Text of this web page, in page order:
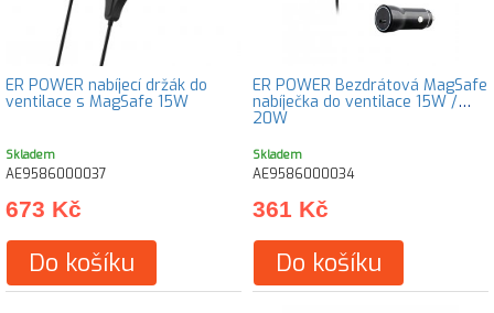
ER POWER nabíjecí držák do
ventilace s MagSafe 15W
Skladem
AE9586000037
673 Kč
Do košíku
ER POWER Bezdrátová MagSafe
nabíječka do ventilace 15W /
20W
Skladem
AE9586000034
361 Kč
Do košíku